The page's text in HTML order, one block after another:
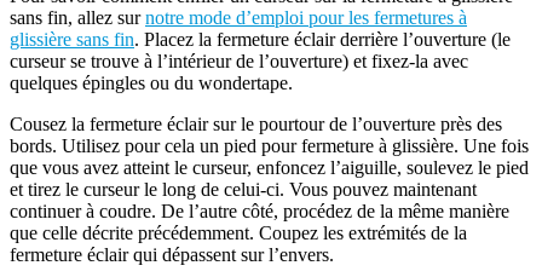
sans fin, allez surnotre mode d’emploi pour les fermetures à
glissière sans fin. Placez la fermeture éclair derrière l’ouverture (le
curseur se trouve à l’intérieur de l’ouverture) et fixez-la avec
quelques épingles ou du wondertape.
Cousez la fermeture éclair sur le pourtour de l’ouverture près des
bords. Utilisez pour cela un pied pour fermeture à glissière. Une fois
que vous avez atteint le curseur, enfoncez l’aiguille, soulevez le pied
et tirez le curseur le long de celui-ci. Vous pouvez maintenant
continuer à coudre. De l’autre côté, procédez de la même manière
que celle décrite précédemment. Coupez les extrémités de la
fermeture éclair qui dépassent sur l’envers.